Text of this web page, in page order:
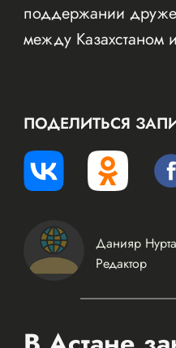
поддержании
между Казахстаном
ПОДЕЛИТЬСЯ
Данияр
Редактор